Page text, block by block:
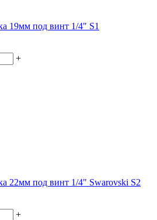
19мм под винт 1/4" S1
+
22мм под винт 1/4" Swarovski S2
+